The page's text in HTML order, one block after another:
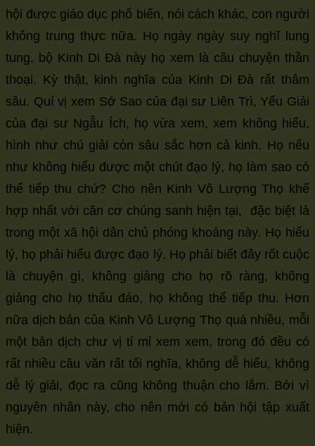
hội được giáo dục phổ biến, nói cách khác, con người
không trung thực nữa. Họ ngày ngày suy nghĩ lung
tung, bộ Kinh Di Đà này họ xem là câu chuyện thần
thoại. Kỳ thật, kinh nghĩa của Kinh Di Đà rất thâm
sâu. Quí vị xem Sớ Sao của đại sư Liên Trì, Yếu Giải
của đại sư Ngẫu Ích, họ vừa xem, xem không hiểu,
hình như chú giải còn sâu sắc hơn cả kinh. Họ nếu
như không hiểu được một chút đạo lý, họ làm sao có
thể tiếp thu chứ? Cho nên Kinh Vô Lượng Thọ khế
hợp nhất với căn cơ chúng sanh hiện tại, đặc biệt là
trong một xã hội dân chủ phóng khoáng này. Họ hiểu
lý, họ phải hiểu được đạo lý. Họ phải biết đây rốt cuộc
là chuyện gì, không giảng cho họ rõ ràng, không
giảng cho họ thấu đáo, họ không thể tiếp thu. Hơn
nữa dịch bản của Kinh Vô Lượng Thọ quá nhiều, mỗi
một bản dịch chư vị tỉ mỉ xem xem, trong đó đều có
rất nhiều câu văn rất tối nghĩa, không dễ hiểu, không
dễ lý giải, đọc ra cũng không thuận cho lắm. Bởi vì
nguyên nhân này, cho nên mới có bản hội tập xuất
hiện.